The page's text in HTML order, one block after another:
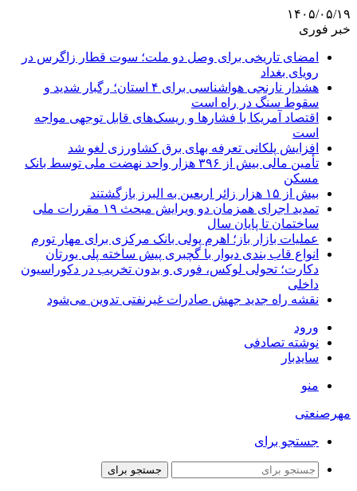
۱۴۰۵/۰۵/۱۹
خبر فوری
امضای تاریخی برای وصل دو ملت؛ سوت قطار زاگرس در
رویای بغداد
هشدار نارنجی هواشناسی برای ۴ استان؛ رگبار شدید و
سقوط سنگ در راه است
اقتصاد آمریکا با فشارها و ریسک‌های قابل توجهی مواجه
است
افزایش پلکانی تعرفه بهای برق کشاورزی لغو شد
تأمین مالی بیش از ۳۹۶ هزار واحد نهضت ملی توسط بانک
مسکن
بیش از ۱۵ هزار زائر اربعین به البرز بازگشتند
تمدید اجرای همزمان دو ویرایش مبحث ۱۹ مقررات ملی
ساختمان تا پایان سال
عملیات بازار باز؛ اهرم پولی بانک مرکزی برای مهار تورم
انواع قاب بندی دیوار با گچبری پیش ساخته پلی یورتان
دکارت؛ تحولی لوکس، فوری و بدون تخریب در دکوراسیون
داخلی
نقشه راه جدید جهش صادرات غیرنفتی تدوین می‌شود
ورود
نوشته تصادفی
سایدبار
منو
مهرصنعتی
جستجو برای
جستجو برای